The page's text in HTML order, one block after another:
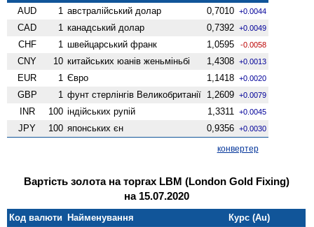
AUD 1 австралійський долар 0,7010 +0.0044
CAD 1 канадський долар 0,7392 +0.0049
CHF 1 швейцарський франк 1,0595 -0.0058
CNY 10 китайських юанів женьмiньбi 1,4308 +0.0013
EUR 1 Євро 1,1418 +0.0020
GBP 1 фунт стерлінгів Велико­британії 1,2609 +0.0079
INR 100 індійських рупій 1,3311 +0.0045
JPY 100 японських єн 0,9356 +0.0030
конвертер
Вартість золота на торгах LBM (London Gold Fixing)
на 15.07.2020
Код валюти Найменування
Курс (Au)